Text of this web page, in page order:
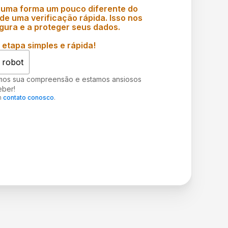
forma um pouco diferente do
uma verificação rápida. Isso nos
e a proteger seus dados.
simples e rápida!
robot
sua compreensão e estamos ansiosos
contato conosco.